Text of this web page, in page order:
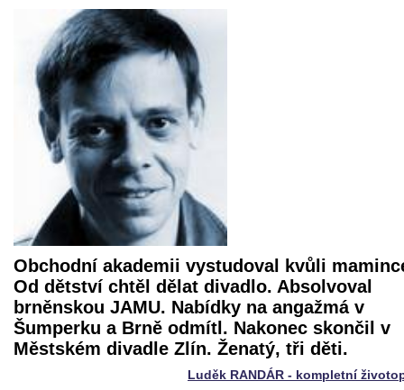
Obchodní akademii vystudoval kvůli
Od dětství chtěl dělat divadlo. Absolvoval
brněnskou JAMU. Nabídky na angažmá v
Šumperku a Brně odmítl. Nakonec skončil v
Městském divadle Zlín. Ženatý, tři děti.
Luděk RANDÁR - kompletní